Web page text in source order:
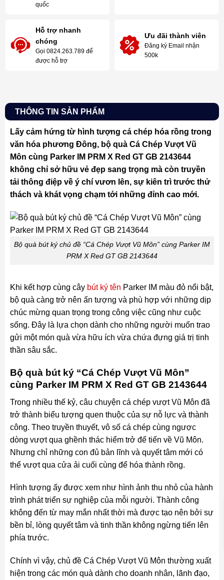
quốc
Hỗ trợ nhanh
chóng
Gọi 0824.263.789 để
được hỗ trợ
Ưu đãi thành viên
Đăng ký Email nhận
500k
THÔNG TIN SẢN PHẨM
Lấy cảm hứng từ hình tượng cá chép hóa rồng trong
văn hóa phương Đông, bộ quà Cá Chép Vượt Vũ
Môn cùng Parker IM PRM X Red GT GB 2143644
không chỉ sở hữu vẻ đẹp sang trọng mà còn truyền
tải thông điệp về ý chí vươn lên, sự kiên trì trước thử
thách và khát vọng chạm tới những đỉnh cao mới.
Bộ quà bút ký chủ đề “Cá Chép Vượt Vũ Môn” cùng Parker IM
PRM X Red GT GB 2143644
Khi kết hợp cùng cây bút ký tên Parker IM màu đỏ nổi bật,
bộ quà càng trở nên ấn tượng và phù hợp với những dịp
chúc mừng quan trọng trong công việc cũng như cuộc
sống. Đây là lựa chọn dành cho những người muốn trao
gửi một món quà vừa hữu ích vừa chứa đựng giá trị tinh
thần sâu sắc.
Bộ quà bút ký “Cá Chép Vượt Vũ Môn”
cùng Parker IM PRM X Red GT GB 2143644
Trong nhiều thế kỷ, câu chuyện cá chép vượt Vũ Môn đã
trở thành biểu tượng quen thuộc của sự nỗ lực và thành
công. Theo truyền thuyết, vô số cá chép cùng ngược
dòng vượt qua ghềnh thác hiểm trở để tiến về Vũ Môn.
Nhưng chỉ những con đủ bản lĩnh và quyết tâm mới có
thể vượt qua cửa ải cuối cùng để hóa thành rồng.
Hình tượng ấy được xem như hình ảnh thu nhỏ của hành
trình phát triển sự nghiệp của mỗi người. Thành công
không đến từ may mắn nhất thời mà được tạo nên bởi sự
bền bỉ, lòng quyết tâm và tinh thần không ngừng tiến lên
phía trước.
Chính vì vậy, chủ đề Cá Chép Vượt Vũ Môn thường xuất
hiện trong các món quà dành cho doanh nhân, lãnh đạo,